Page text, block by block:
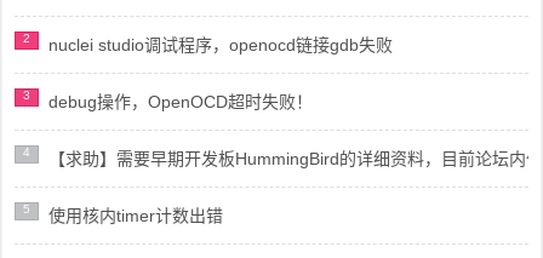
2 nuclei studio调试程序，openocd链接gdb失败
3 debug操作，OpenOCD超时失败！
4 【求助】需要早期开发板HummingBird的详细资料，目前论坛内
5 使用核内timer计数出错